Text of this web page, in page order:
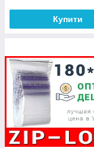
Купити